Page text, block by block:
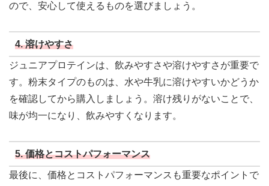
ので、安心して使えるものを選びましょう。
4.溶けやすさ
ジュニアプロテインは、飲みやすさや溶けやすさが重要で
す。粉末タイプのものは、水や牛乳に溶けやすいかどうか
を確認してから購入しましょう。溶け残りがないことで、
味が均一になり、飲みやすくなります。
5.価格とコストパフォーマンス
最後に、価格とコストパフォーマンスも重要なポイントで